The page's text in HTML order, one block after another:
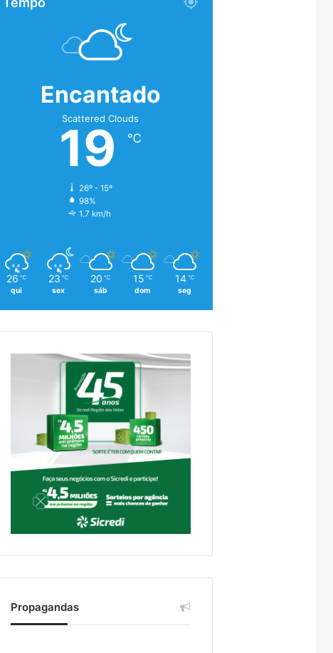
Encantado
Scattered Clouds
19 ℃
26º - 15º
98%
1.7 km/h
26 ℃
qui
23 ℃
sex
20 ℃
sáb
15 ℃
dom
14 ℃
seg
Propagandas